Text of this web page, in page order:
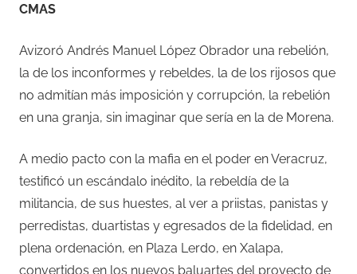
CMAS
Avizoró Andrés Manuel López Obrador una rebelión,
la de los inconformes y rebeldes, la de los rijosos que
no admitían más imposición y corrupción, la rebelión
en una granja, sin imaginar que sería en la de Morena.
A medio pacto con la mafia en el poder en Veracruz,
testificó un escándalo inédito, la rebeldía de la
militancia, de sus huestes, al ver a priistas, panistas y
perredistas, duartistas y egresados de la fidelidad, en
plena ordenación, en Plaza Lerdo, en Xalapa,
convertidos en los nuevos baluartes del proyecto de